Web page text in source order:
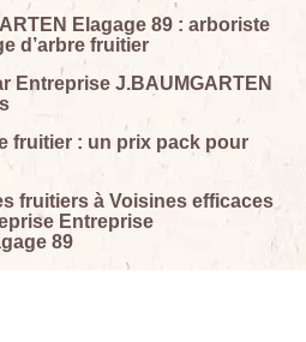
Elagage 89 : arboriste
d’arbre fruitier
Entreprise J.BAUMGARTEN
fruitier : un prix pack pour
fruitiers à Voisines efficaces
Entreprise
89